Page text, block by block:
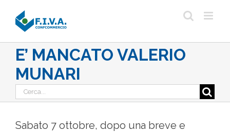
E’ MANCATO VALERIO
MUNARI
Cerca
per:
Sabato 7 ottobre, dopo una breve e